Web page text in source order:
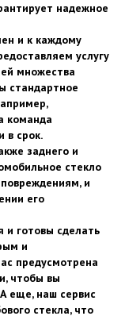
надежное
и к каждому
услугу
множества
стандартное
команда
в срок.
заднего и
стекло
и
его
готовы сделать
и
предусмотрена
чтобы вы
еще, наш сервис
стекла, что